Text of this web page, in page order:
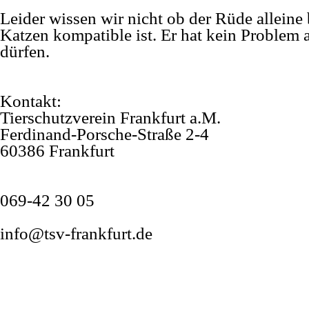
Leider wissen wir nicht ob der Rüde
Katzen kompatible ist. Er hat kein Problem
dürfen.
Kontakt:
Tierschutzverein Frankfurt a.M.
Ferdinand-Porsche-Straße 2-4
60386 Frankfurt
069-42 30 05
info@tsv-frankfurt.de